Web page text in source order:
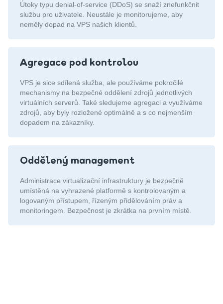
Útoky typu denial-of-service (DDoS) se snaží znefunkčnit
službu pro uživatele. Neustále je monitorujeme, aby
neměly dopad na VPS našich klientů.
Agregace pod kontrolou
VPS je sice sdílená služba, ale používáme pokročilé
mechanismy na bezpečné oddělení zdrojů jednotlivých
virtuálních serverů. Také sledujeme agregaci a využíváme
zdrojů, aby byly rozložené optimálně a s co nejmenším
dopadem na zákazníky.
Oddělený management
Administrace virtualizační infrastruktury je bezpečně
umístěná na vyhrazené platformě s kontrolovaným a
logovaným přístupem, řízeným přidělováním práv a
monitoringem. Bezpečnost je zkrátka na prvním místě.